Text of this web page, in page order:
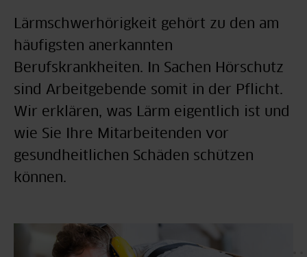
Lärmschwerhörigkeit gehört zu den am
häufigsten anerkannten
Berufskrankheiten. In Sachen Hörschutz
sind Arbeitgebende somit in der Pflicht.
Wir erklären, was Lärm eigentlich ist und
wie Sie Ihre Mitarbeitenden vor
gesundheitlichen Schäden schützen
können.